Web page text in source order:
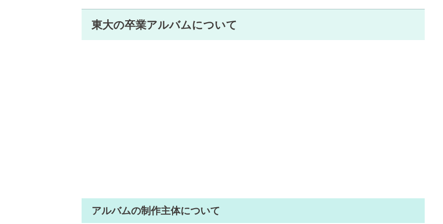
東大の卒業アルバムについて
アルバムの制作主体について